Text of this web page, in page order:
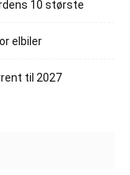
10 største
elbiler
til 2027